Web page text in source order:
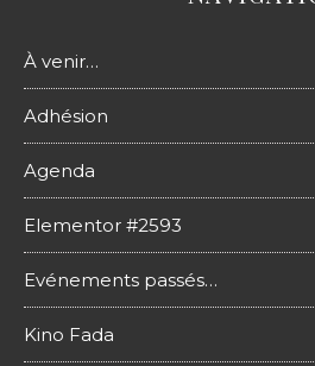
À venir…
Adhésion
Agenda
Elementor #2593
Evénements passés…
Kino Fada